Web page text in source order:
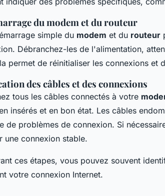
du modem et du routeur
simple du modem et du routeur
Débranchez-les de l'alimentation,
permet de réinitialiser les connexions et
des câbles et des connexions
tous les câbles connectés à votre
insérés et en bon état. Les câbles
de problèmes de connexion. Si
une connexion stable.
ces étapes, vous pouvez souvent
votre connexion Internet.